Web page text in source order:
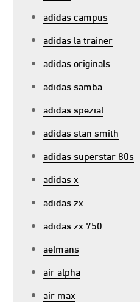
adidas campus
adidas la trainer
adidas originals
adidas samba
adidas spezial
adidas stan smith
adidas superstar 80s
adidas x
adidas zx
adidas zx 750
aelmans
air alpha
air max